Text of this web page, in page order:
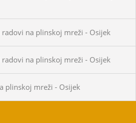
na plinskoj mreži - Osijek
na plinskoj mreži - Osijek
plinskoj mreži - Osijek